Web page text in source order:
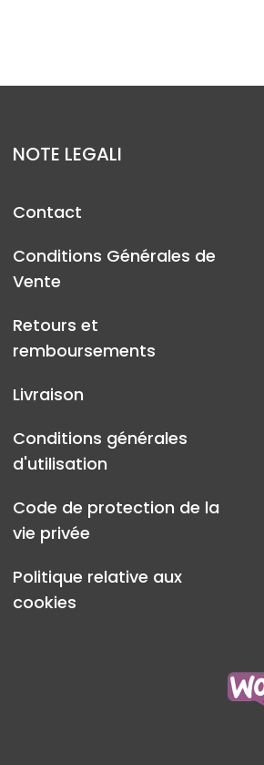
NOTE LEGALI
Contact
Conditions Générales de
Vente
Retours et
remboursements
Livraison
Conditions générales
d'utilisation
Code de protection de la
vie privée
Politique relative aux
cookies